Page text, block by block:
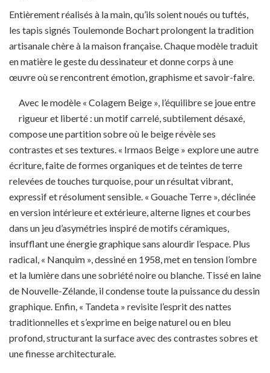
Entièrement réalisés à la main, qu’ils soient noués ou tuftés,
les tapis signés Toulemonde Bochart prolongent la tradition
artisanale chère à la maison française. Chaque modèle traduit
en matière le geste du dessinateur et donne corps à une
œuvre où se rencontrent émotion, graphisme et savoir-faire.
Avec le modèle « Colagem Beige », l’équilibre se joue entre
rigueur et liberté : un motif carrelé, subtilement désaxé,
compose une partition sobre où le beige révèle ses
contrastes et ses textures. « Irmaos Beige » explore une autre
écriture, faite de formes organiques et de teintes de terre
relevées de touches turquoise, pour un résultat vibrant,
expressif et résolument sensible. « Gouache Terre », déclinée
en version intérieure et extérieure, alterne lignes et courbes
dans un jeu d’asymétries inspiré de motifs céramiques,
insufflant une énergie graphique sans alourdir l’espace. Plus
radical, « Nanquim », dessiné en 1958, met en tension l’ombre
et la lumière dans une sobriété noire ou blanche. Tissé en laine
de Nouvelle-Zélande, il condense toute la puissance du dessin
graphique. Enfin, « Tandeta » revisite l’esprit des nattes
traditionnelles et s’exprime en beige naturel ou en bleu
profond, structurant la surface avec des contrastes sobres et
une finesse architecturale.